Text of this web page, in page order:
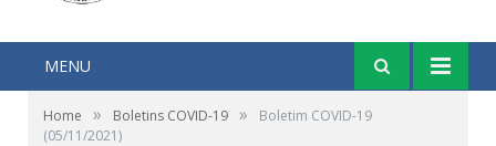
MENU
Home » Boletins COVID-19 »
Boletim COVID-19
(05/11/2021)